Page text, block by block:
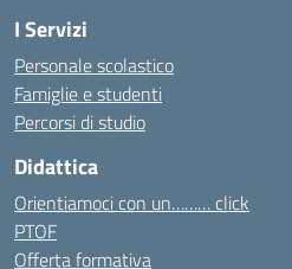
I Servizi
Personale scolastico
Famiglie e studenti
Percorsi di studio
Didattica
Orientiamoci con un……… click
PTOF
Offerta formativa